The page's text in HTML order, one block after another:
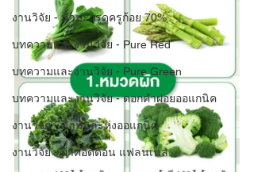
งานวิจัย - น้ำมะกรูดครูก้อย 70%
บทความและงานวิจัย - Pure Red
บทความและงานวิจัย - Pure Green
บทความและงานวิจัย - ดอกคำฝอยออแกนิค
งานวิจัย - น้ำมันละหุ่งออแกนิค
งานวิจัย - ผ้าคอตตอน แฟลนเนล